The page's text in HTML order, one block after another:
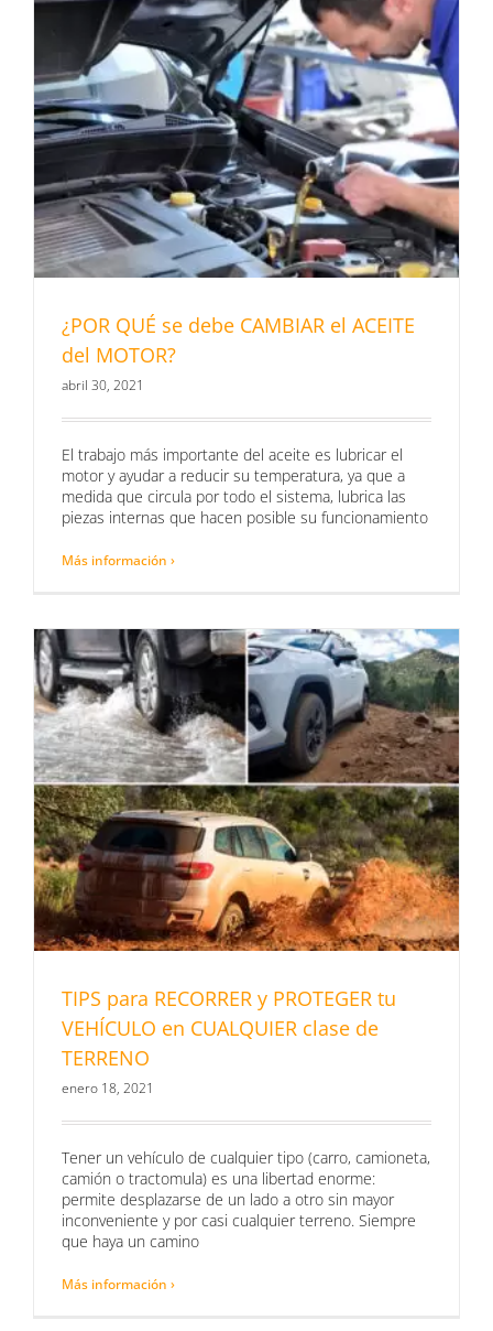
¿POR QUÉ se debe CAMBIAR el ACEITE
del MOTOR?
abril 30, 2021
El trabajo más importante del aceite es lubricar el
motor y ayudar a reducir su temperatura, ya que a
medida que circula por todo el sistema, lubrica las
piezas internas que hacen posible su funcionamiento
Más información ›
TIPS para RECORRER y PROTEGER tu
VEHÍCULO en CUALQUIER clase de
TERRENO
enero 18, 2021
Tener un vehículo de cualquier tipo (carro, camioneta,
camión o tractomula) es una libertad enorme:
permite desplazarse de un lado a otro sin mayor
inconveniente y por casi cualquier terreno. Siempre
que haya un camino
Más información ›